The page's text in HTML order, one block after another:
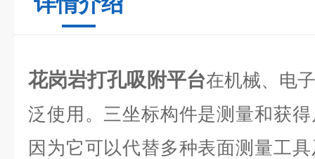
花岗岩打孔吸附平台在机械、电
泛使用。三坐标构件是测量和获
因为它可以代替多种表面测量工